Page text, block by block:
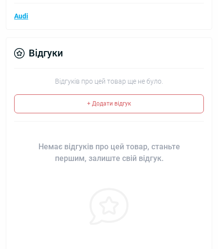
Audi
Відгуки
Відгуків про цей товар ще не було.
+ Додати відгук
Немає відгуків про цей товар, станьте
першим, залиште свій відгук.